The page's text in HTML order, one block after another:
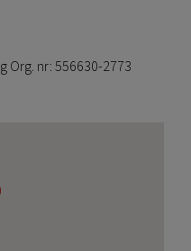
Org. nr: 556630-2773